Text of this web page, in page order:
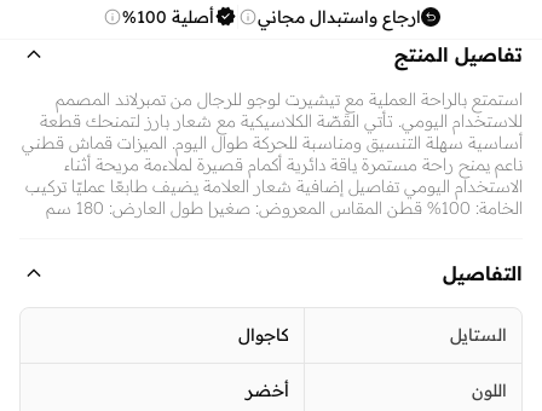
ارجاع واستبدال مجاني أصلية 100%
تفاصيل المنتج
استمتع بالراحة العملية مع تيشيرت لوجو للرجال من تمبرلاند المصمم
للاستخدام اليومي. تأتي القَصّة الكلاسيكية مع شعار بارز لتمنحك قطعة
أساسية سهلة التنسيق ومناسبة للحركة طوال اليوم. الميزات قماش قطني
ناعم يمنح راحة مستمرة ياقة دائرية أكمام قصيرة لملاءمة مريحة أثناء
الاستخدام اليومي تفاصيل إضافية شعار العلامة يضيف طابعًا عمليًا تركيب
الخامة: 100% قطن المقاس المعروض: صغير| طول العارض: 180 سم
التفاصيل
الستايل كاجوال
اللون أخضر